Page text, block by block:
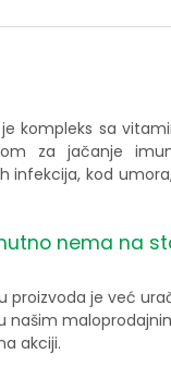
kompleks sa
za jačanje
infekcija, kod
nema na
proizvoda je već
našim
akciji.